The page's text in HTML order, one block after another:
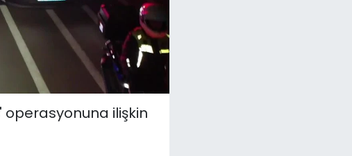
operasyonuna ilişkin